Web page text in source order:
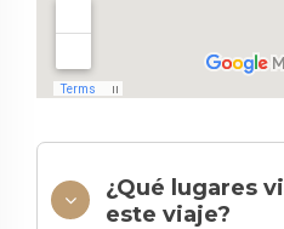
¿Qué lugares
este viaje?